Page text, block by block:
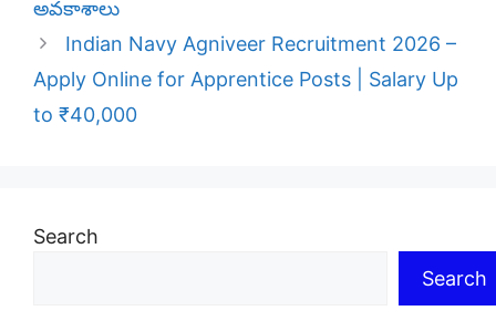
అవకాశాలు
Indian Navy Agniveer Recruitment 2026 –
Apply Online for Apprentice Posts | Salary Up
to ₹40,000
Search
Search